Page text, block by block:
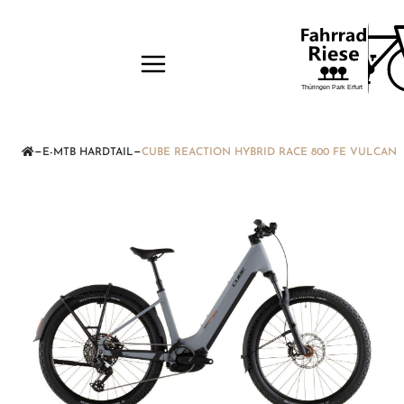
— E-MTB HARDTAIL—CUBE REACTION HYBRID RACE 800 FE